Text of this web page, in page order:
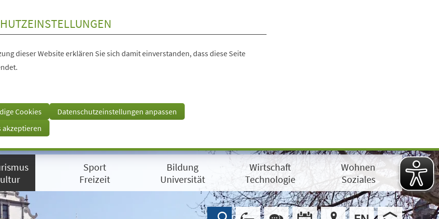
dieser Website erklären Sie sich damit einverstanden, dass diese Seite
Cookies
Datenschutzeinstellungen anpassen
akzeptieren
Sport
Freizeit
Bildung
Universität
Wirtschaft
Technologie
Wohnen
Soziales